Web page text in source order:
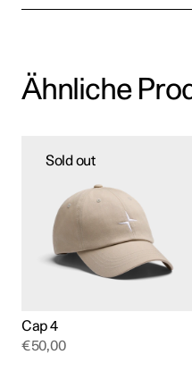
Ähnliche
Sold out
Cap 4
€50,00